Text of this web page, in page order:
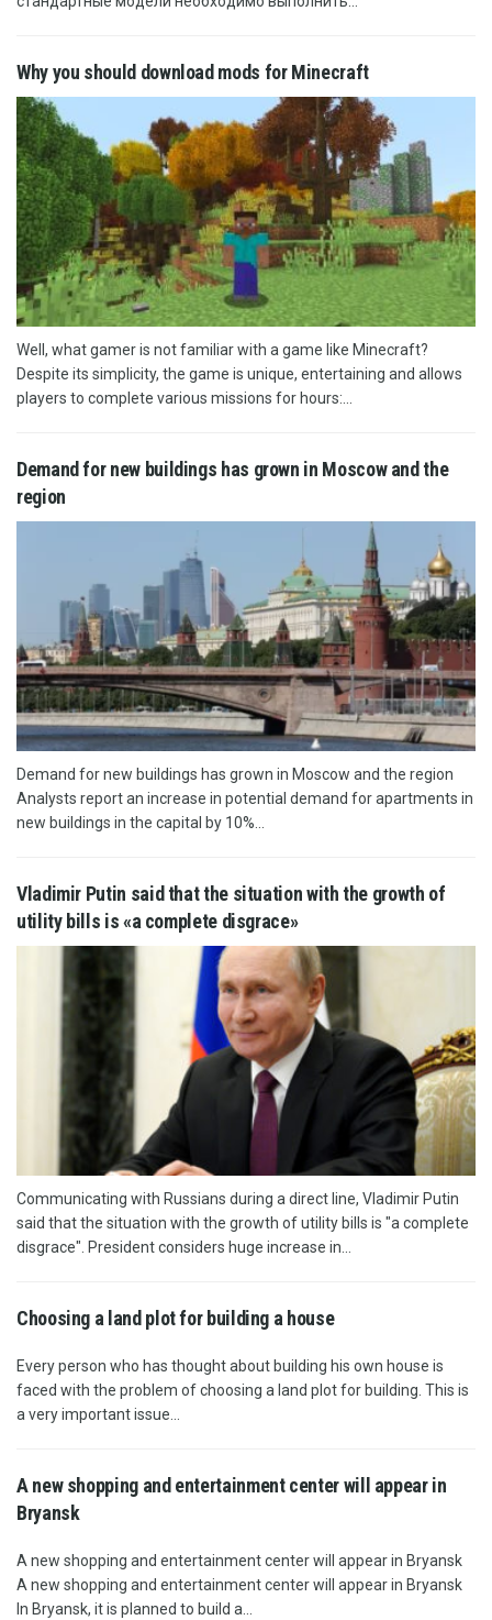
Why you should download mods for Minecraft
Well, what gamer is not familiar with a game like Minecraft?
Despite its simplicity, the game is unique, entertaining and allows
players to complete various missions for hours:...
Demand for new buildings has grown in Moscow and the
region
Demand for new buildings has grown in Moscow and the region
Analysts report an increase in potential demand for apartments in
new buildings in the capital by 10%...
Vladimir Putin said that the situation with the growth of
utility bills is «a complete disgrace»
Communicating with Russians during a direct line, Vladimir Putin
said that the situation with the growth of utility bills is "a complete
disgrace". President considers huge increase in...
Choosing a land plot for building a house
Every person who has thought about building his own house is
faced with the problem of choosing a land plot for building. This is
a very important issue...
A new shopping and entertainment center will appear in
Bryansk
A new shopping and entertainment center will appear in Bryansk
A new shopping and entertainment center will appear in Bryansk
In Bryansk, it is planned to build a...